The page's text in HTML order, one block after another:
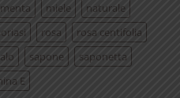
menta miele
naturale
rosa
rosa centifolia
sapone
saponetta
E